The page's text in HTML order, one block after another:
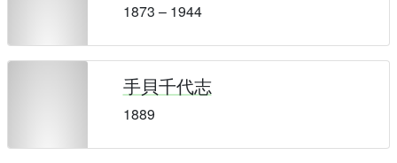
1873 – 1944
手貝千代志
1889